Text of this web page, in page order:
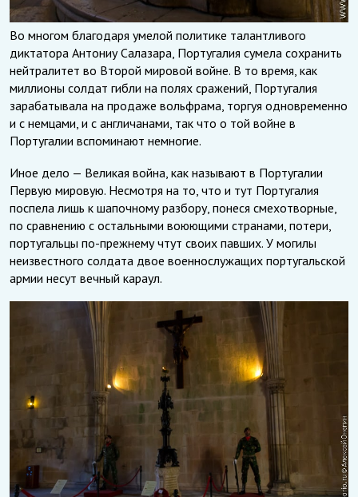
Во многом благодаря умелой политике талантливого
диктатора Антониу Салазара, Португалия сумела сохранить
нейтралитет во Второй мировой войне. В то время, как
миллионы солдат гибли на полях сражений, Португалия
зарабатывала на продаже вольфрама, торгуя одновременно
и с немцами, и с англичанами, так что о той войне в
Португалии вспоминают немногие.
Иное дело — Великая война, как называют в Португалии
Первую мировую. Несмотря на то, что и тут Португалия
поспела лишь к шапочному разбору, понеся смехотворные,
по сравнению с остальными воюющими странами, потери,
португальцы по-прежнему чтут своих павших. У могилы
неизвестного солдата двое военнослужащих португальской
армии несут вечный караул.